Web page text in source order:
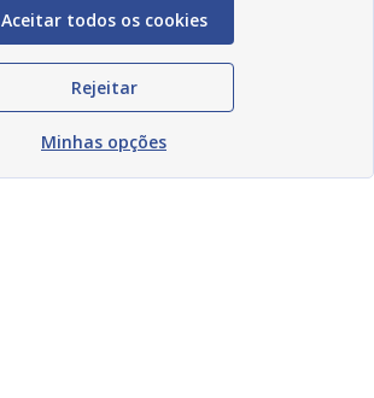
Aceitar todos os cookies
Rejeitar
Minhas opções